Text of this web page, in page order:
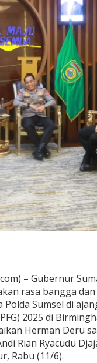
– Gubernur
rasa bangga
Sumsel di
2025 di
Herman Deru
Rian Ryacudu
Rabu (11/6).